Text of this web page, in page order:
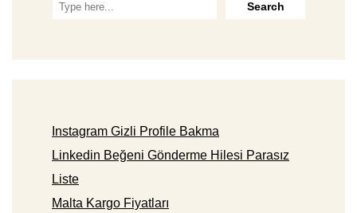
Instagram Gizli Profile Bakma
Linkedin Beğeni Gönderme Hilesi Parasız
Liste
Malta Kargo Fiyatları